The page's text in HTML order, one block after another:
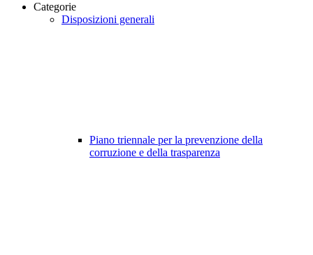
Categorie
Disposizioni generali
Piano triennale per la prevenzione della
corruzione e della trasparenza